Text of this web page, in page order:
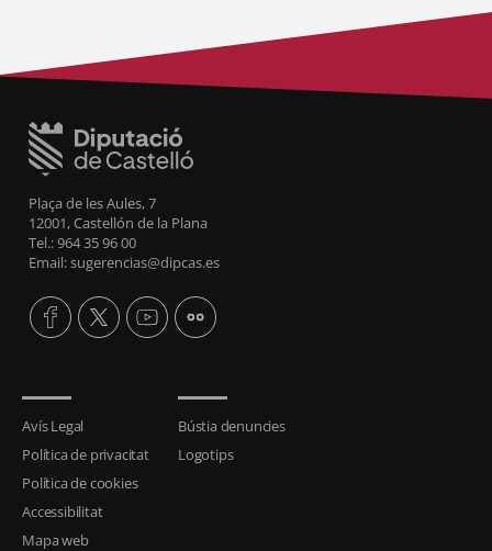
Plaça de les Aules, 7
12001, Castellón de la Plana
Tel.: 964 35 96 00
Email: sugerencias@dipcas.es
Avís Legal
Política de privacitat
Política de cookies
Accessibilitat
Mapa web
Bústia denuncies
Logotips